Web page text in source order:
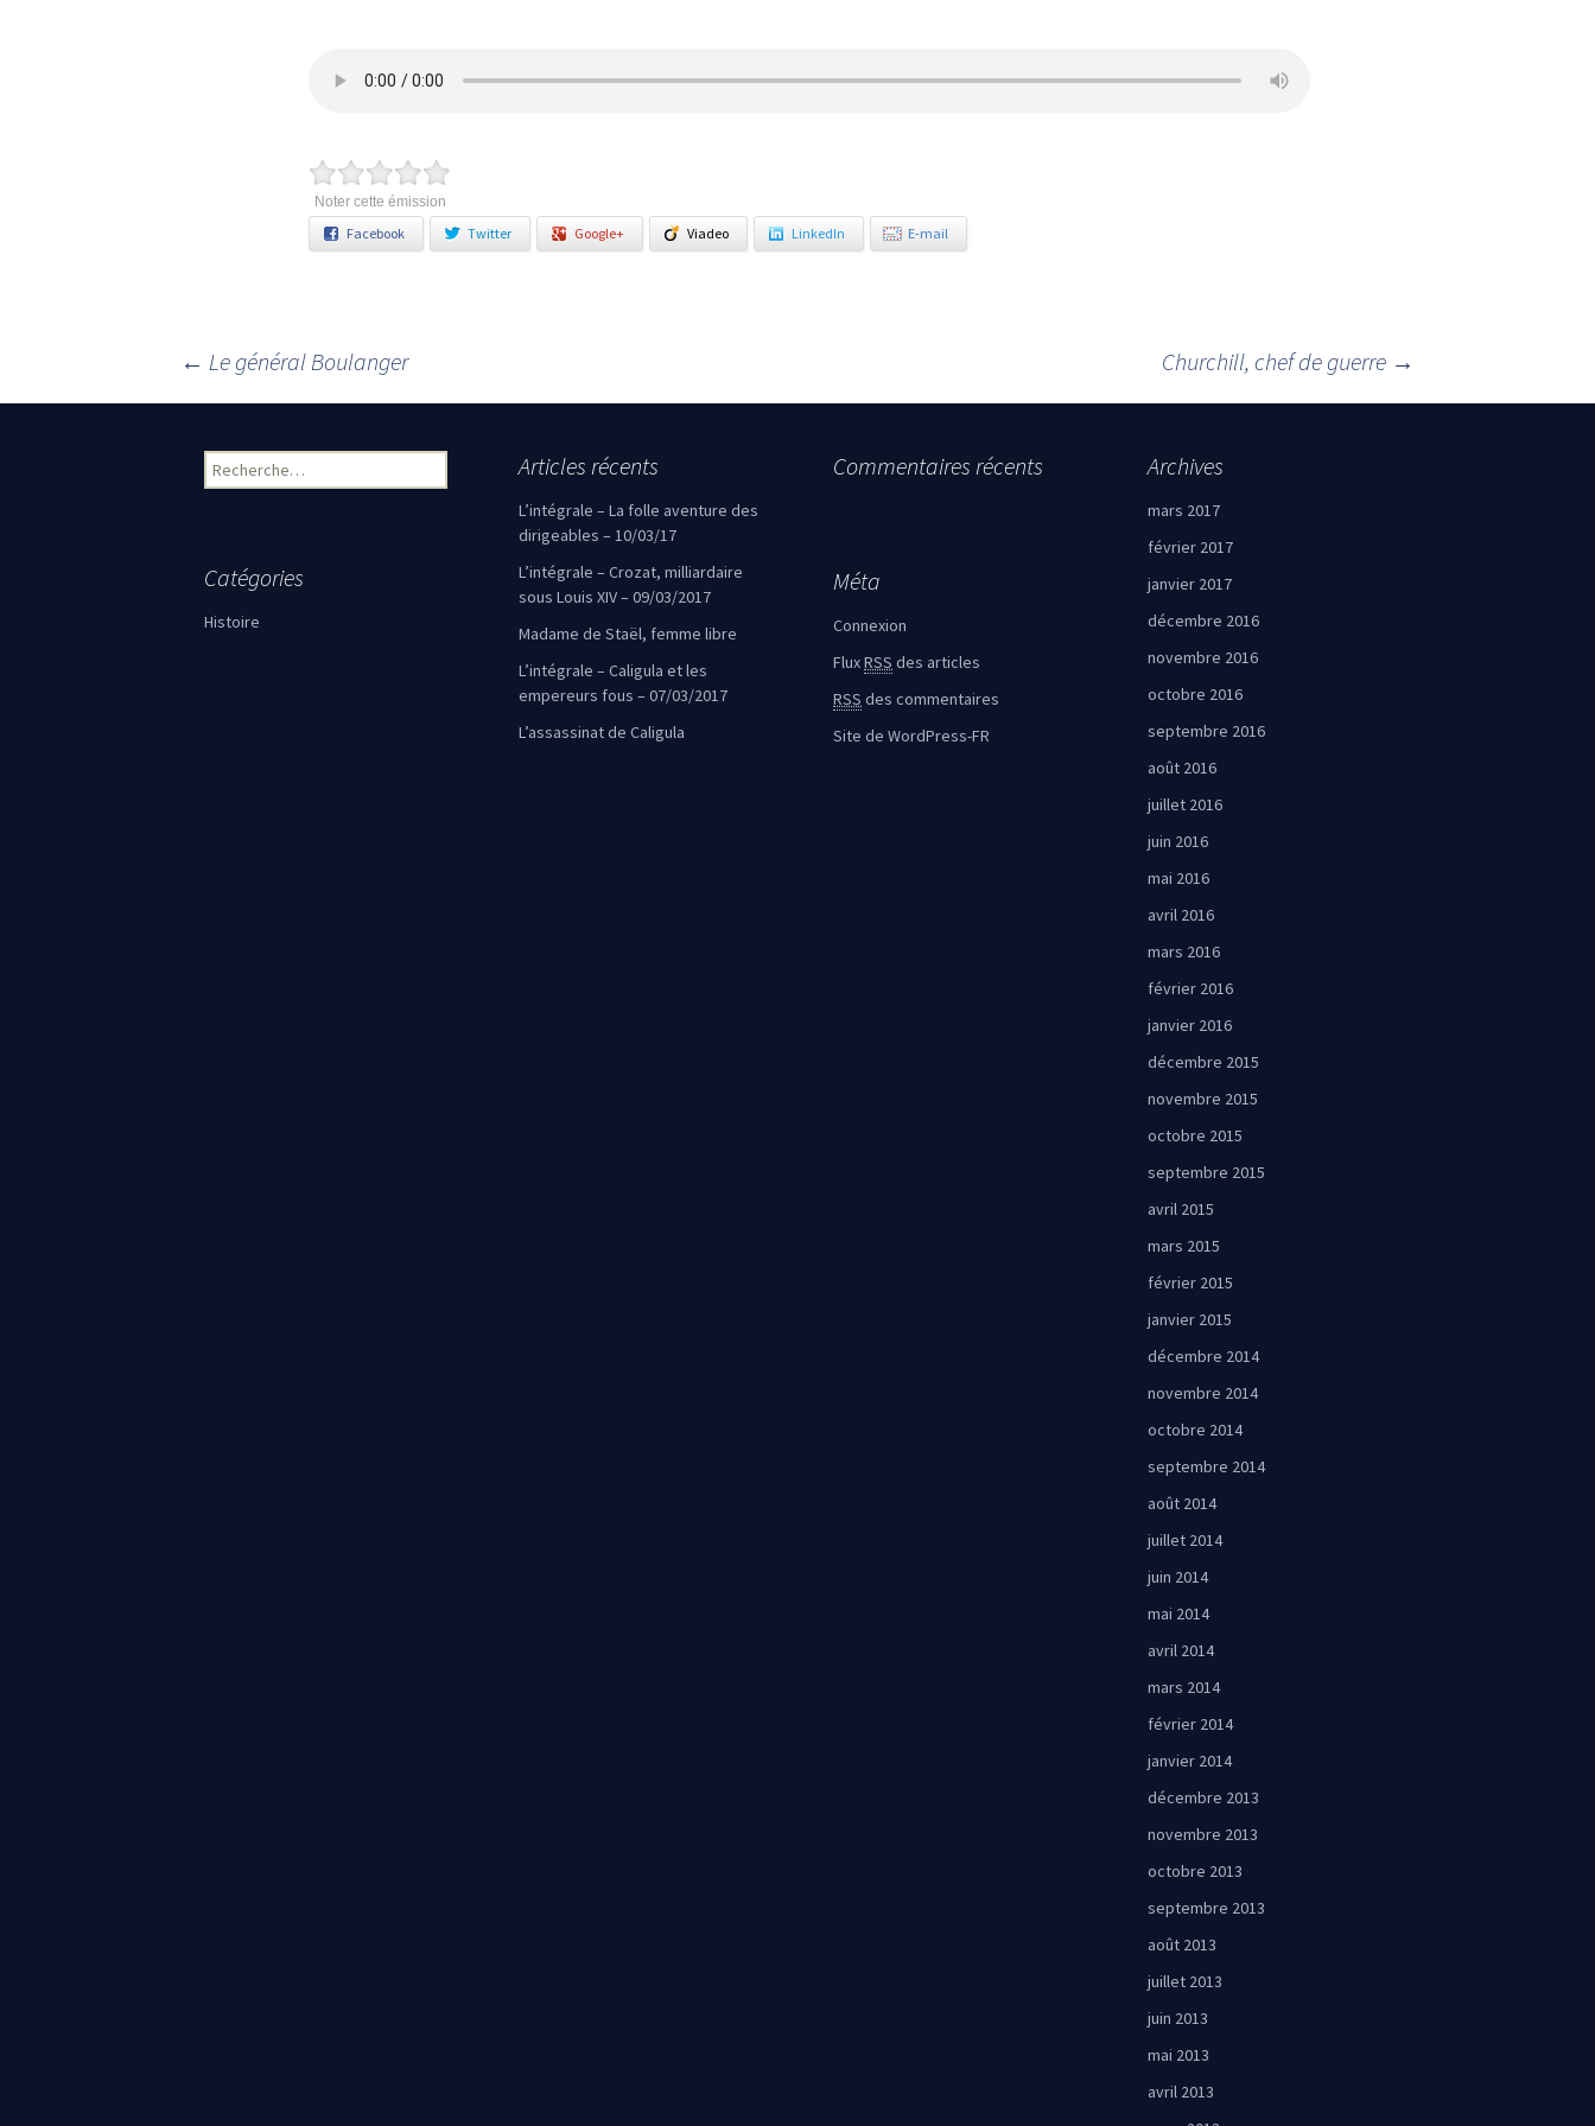
Noter cette émission
Facebook Twitter Google+ Viadeo LinkedIn E-mail
Navigation des articles
← Le général Boulanger Churchill, chef de guerre →
Rechercher : Articles récents
L’intégrale – La folle aventure des
dirigeables – 10/03/17
L’intégrale – Crozat, milliardaire
sous Louis XIV – 09/03/2017
Madame de Staël, femme libre
L’intégrale – Caligula et les
empereurs fous – 07/03/2017
L’assassinat de Caligula
Commentaires récents Archives
mars 2017
février 2017
janvier 2017
décembre 2016
novembre 2016
octobre 2016
septembre 2016
août 2016
juillet 2016
juin 2016
mai 2016
avril 2016
mars 2016
février 2016
janvier 2016
décembre 2015
novembre 2015
octobre 2015
septembre 2015
avril 2015
mars 2015
février 2015
janvier 2015
décembre 2014
novembre 2014
octobre 2014
septembre 2014
août 2014
juillet 2014
juin 2014
mai 2014
avril 2014
mars 2014
février 2014
janvier 2014
décembre 2013
novembre 2013
octobre 2013
septembre 2013
août 2013
juillet 2013
juin 2013
mai 2013
avril 2013
Catégories
Histoire
Méta
Connexion
FluxRSS des articles
RSS des commentaires
Site de WordPress-FR